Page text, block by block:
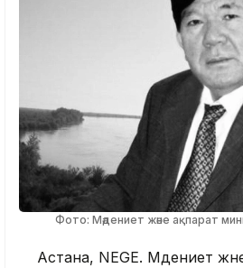
Фото: Мәдениет және ақпарат
Астана, NEGE. Мәдениет